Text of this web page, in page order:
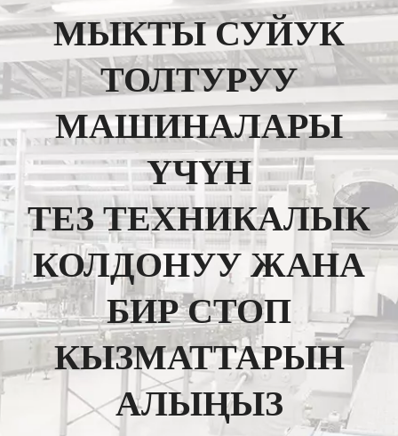
МЫКТЫ СУЙУК
ТОЛТУРУУ
МАШИНАЛАРЫ
ҮЧҮН
ТЕЗ ТЕХНИКАЛЫК
КОЛДОНУУ ЖАНА
БИР СТОП
КЫЗМАТТАРЫН
АЛЫҢЫЗ